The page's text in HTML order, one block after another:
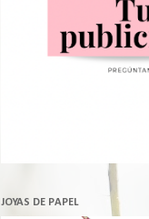
JOYAS DE PAPEL